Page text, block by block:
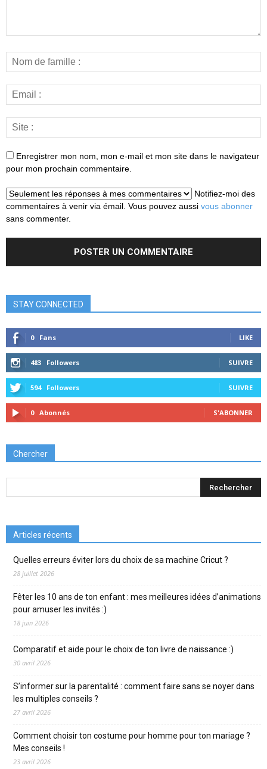
Enregistrer mon nom, mon e-mail et mon site dans le navigateur
pour mon prochain commentaire.
Notifiez-moi des
commentaires à venir via émail. Vous pouvez aussi vous abonner
sans commenter.
STAY CONNECTED
0 Fans LIKE
483 Followers SUIVRE
594 Followers SUIVRE
0 Abonnés S'ABONNER
Chercher
Articles récents
Quelles erreurs éviter lors du choix de sa machine Cricut ?
28 juillet 2026
Fêter les 10 ans de ton enfant : mes meilleures idées d’animations
pour amuser les invités :)
18 juin 2026
Comparatif et aide pour le choix de ton livre de naissance :)
30 avril 2026
S’informer sur la parentalité : comment faire sans se noyer dans
les multiples conseils ?
27 avril 2026
Comment choisir ton costume pour homme pour ton mariage ?
Mes conseils !
23 avril 2026